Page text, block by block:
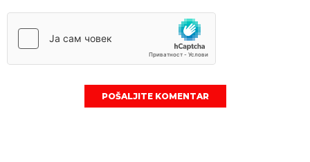
POŠALJITE KOMENTAR